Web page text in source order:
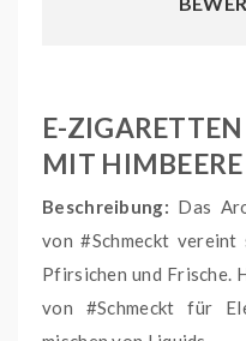
E-
MIT
Beschreibung: Das
von #Schmeckt
Pfirsichen und Frische.
von #Schmeckt für